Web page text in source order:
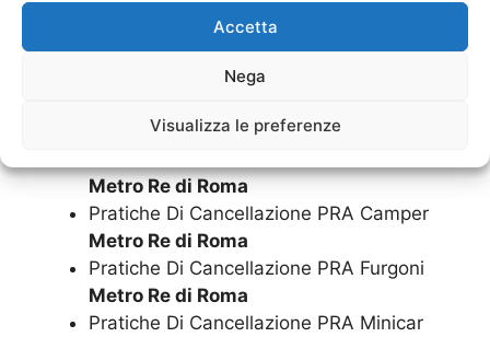
Accetta
Nega
Visualizza le preferenze
Demolizione MotoMetro Re di Roma
Demolizione MotoriniMetro Re di Roma
Demolizione Scooter
Metro Re di Roma
Metro Re di Roma
Pratiche Di Cancellazione PRA Camper
Metro Re di Roma
Pratiche Di Cancellazione PRA Furgoni
Metro Re di Roma
Pratiche Di Cancellazione PRA Minicar